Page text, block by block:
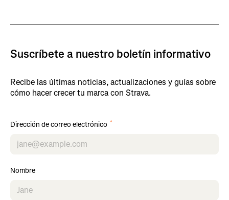
Suscríbete a nuestro boletín informativo
Recibe las últimas noticias, actualizaciones y guías sobre
cómo hacer crecer tu marca con Strava.
Dirección de correo electrónico *
Nombre